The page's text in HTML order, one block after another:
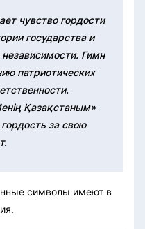
чувство гордости
государства и
Гимн
патриотических
Қазақстаным»
за свою
символы имеют в